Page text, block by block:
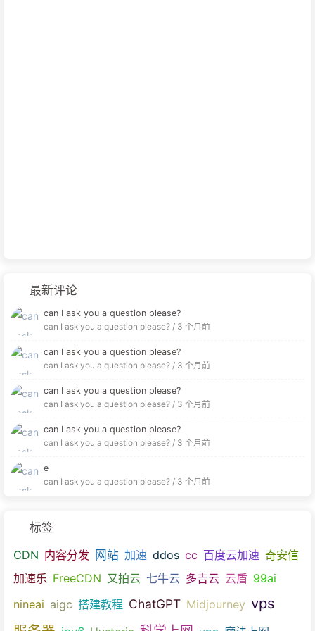
最新评论
can I ask you a question please?
can I ask you a question please? / 3 个月前
can I ask you a question please?
can I ask you a question please? / 3 个月前
can I ask you a question please?
can I ask you a question please? / 3 个月前
can I ask you a question please?
can I ask you a question please? / 3 个月前
e
can I ask you a question please? / 3 个月前
标签
CDN 内容分发 网站 加速 ddos cc 百度云加速 奇安信
加速乐 FreeCDN 又拍云 七牛云 多吉云 云盾 99ai
nineai aigc 搭建教程 ChatGPT Midjourney vps